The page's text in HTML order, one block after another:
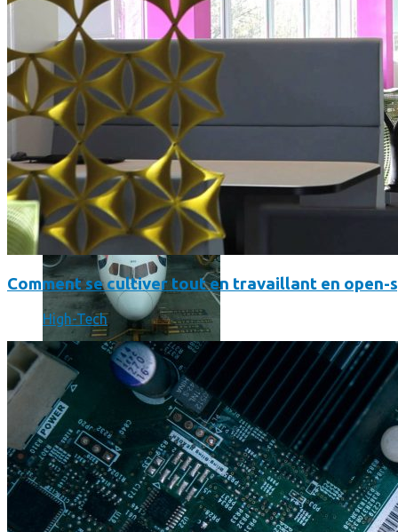
Comment réduire au maximum la consommation de son
Un boîtier imprimé en 3D va faire tourner Android sur votre
Comment se cultiver tout en travaillant en open-
High-Tech